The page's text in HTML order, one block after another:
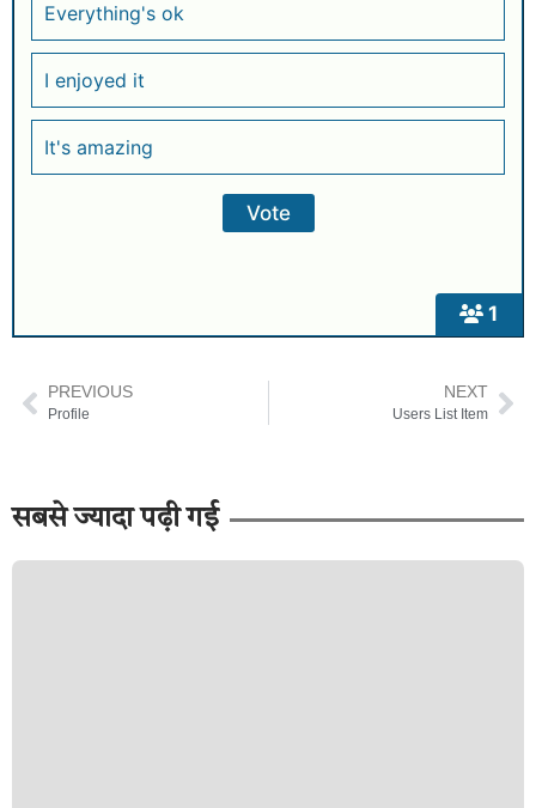
1
Everything's ok
I enjoyed it
It's amazing
PREVIOUS
Profile
NEXT
Users List Item
सबसे ज्यादा पढ़ी गई